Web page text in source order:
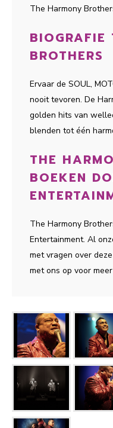
The Harmony
BIOGRAFIE
BROTHERS
Ervaar de SOUL,
nooit tevoren. De
golden hits van
blenden tot één
THE
BOEKEN
The Harmony
Entertainment. Al
met vragen over
met ons op voor